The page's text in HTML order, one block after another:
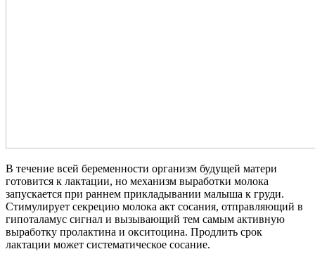
В течение всей беременности организм будущей матери
готовится к лактации, но механизм выработки молока
запускается при раннем прикладывании малыша к груди.
Стимулирует секрецию молока акт сосания, отправляющий в
гипоталамус сигнал и вызывающий тем самым активную
выработку пролактина и окситоцина. Продлить срок
лактации может систематическое сосание.